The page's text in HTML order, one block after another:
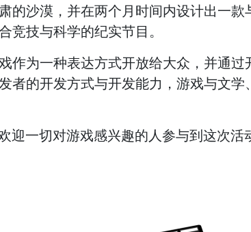
的沙漠，并在两个月时间内设计出一
技与科学的纪实节目。
为一种表达方式开放给大众，并通过
者的开发方式与开发能力，游戏与文
一切对游戏感兴趣的人参与到这次